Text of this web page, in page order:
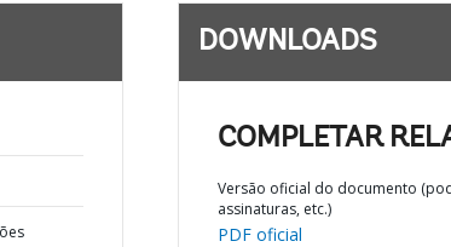
DOWNLOADS
COMPLETAR
Versão oficial do documento
assinaturas, etc.)
PDF oficial